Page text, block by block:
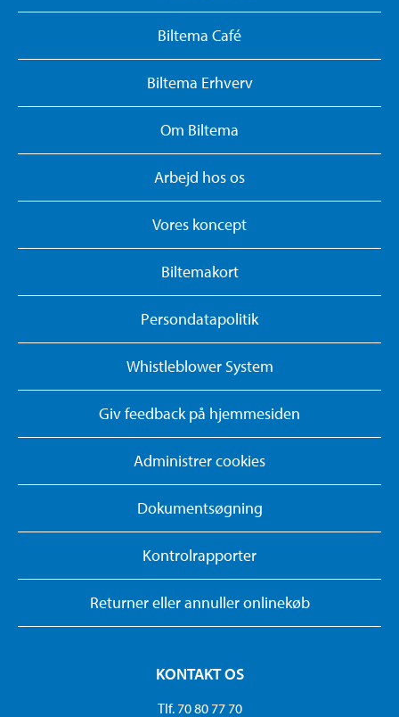
Biltema Café
Biltema Erhverv
Om Biltema
Arbejd hos os
Vores koncept
Biltemakort
Persondatapolitik
Whistleblower System
Giv feedback på hjemmesiden
Administrer cookies
Dokumentsøgning
Kontrolrapporter
Returner eller annuller onlinekøb
KONTAKT OS
Tlf. 70 80 77 70